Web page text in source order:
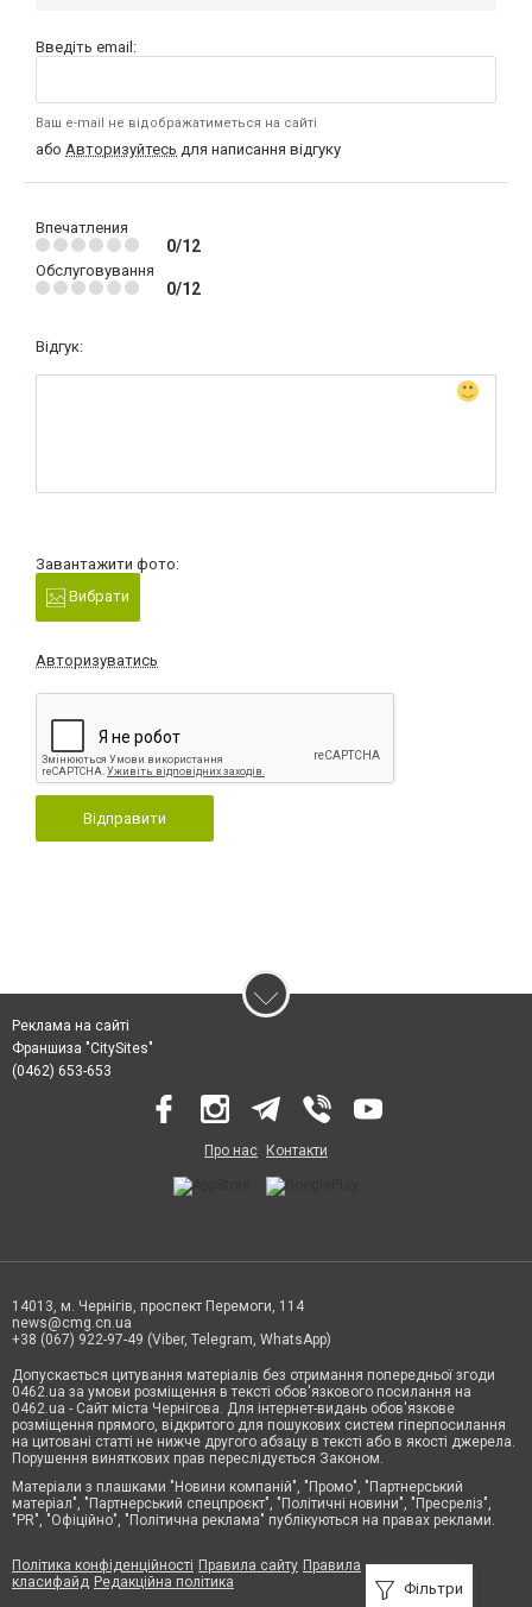
Введіть email:
Ваш e-mail не відображатиметься на сайті
або Авторизуйтесь для написання відгуку
Впечатления
0/12
Обслуговування
0/12
Відгук:
Завантажити фото:
Вибрати
Авторизуватись
Відправити
Фільтри
Реклама на сайті
Франшиза "CitySites"
(0462) 653-653
Про нас Контакти
14013, м. Чернігів, проспект Перемоги, 114
news@cmg.cn.ua
+38 (067) 922-97-49 (Viber, Telegram, WhatsApp)
Допускається цитування матеріалів без отримання попередньої згоди
0462.ua за умови розміщення в тексті обов'язкового посилання на
0462.ua - Сайт міста Чернігова. Для інтернет-видань обов'язкове
розміщення прямого, відкритого для пошукових систем гіперпосилання
на цитовані статті не нижче другого абзацу в тексті або в якості джерела.
Порушення виняткових прав переслідується Законом.
Матеріали з плашками "Новини компаній", "Промо", "Партнерський
матеріал", "Партнерський спецпроєкт", "Політичні новини", "Пресреліз",
"PR", "Офіційно", "Політична реклама" публікуються на правах реклами.
Політика конфіденційності Правила сайту Правила
класифайд Редакційна політика